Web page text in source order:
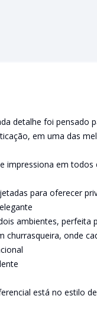
detalhe foi pensado
em uma das
impressiona em todos
para oferecer
ambientes, perfeita
churrasqueira, onde
está no estilo